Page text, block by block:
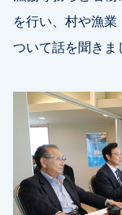
を行い、村や漁
ついて話を聞きま